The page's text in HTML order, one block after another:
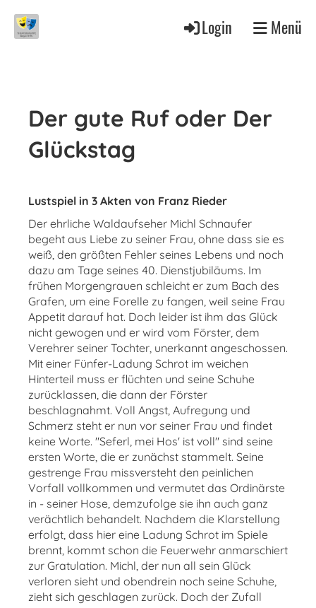
Login Menü
Der gute Ruf oder Der
Glückstag
Lustspiel in 3 Akten von Franz Rieder
Der ehrliche Waldaufseher Michl Schnaufer
begeht aus Liebe zu seiner Frau, ohne dass sie es
weiß, den größten Fehler seines Lebens und noch
dazu am Tage seines 40. Dienstjubiläums. Im
frühen Morgengrauen schleicht er zum Bach des
Grafen, um eine Forelle zu fangen, weil seine Frau
Appetit darauf hat. Doch leider ist ihm das Glück
nicht gewogen und er wird vom Förster, dem
Verehrer seiner Tochter, unerkannt angeschossen.
Mit einer Fünfer-Ladung Schrot im weichen
Hinterteil muss er flüchten und seine Schuhe
zurücklassen, die dann der Förster
beschlagnahmt. Voll Angst, Aufregung und
Schmerz steht er nun vor seiner Frau und findet
keine Worte. "Seferl, mei Hos' ist voll" sind seine
ersten Worte, die er zunächst stammelt. Seine
gestrenge Frau missversteht den peinlichen
Vorfall vollkommen und vermutet das Ordinärste
in - seiner Hose, demzufolge sie ihn auch ganz
verächtlich behandelt. Nachdem die Klarstellung
erfolgt, dass hier eine Ladung Schrot im Spiele
brennt, kommt schon die Feuerwehr anmarschiert
zur Gratulation. Michl, der nun all sein Glück
verloren sieht und obendrein noch seine Schuhe,
zieht sich geschlagen zurück. Doch der Zufall